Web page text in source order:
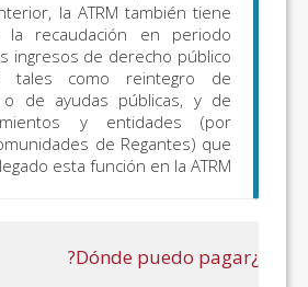
Junto con lo anterior, la
encomendada la
ejecutivo de los ingresos de
de la CARM, tales
subvenciones o de
otros ayuntamientos y
ejemplo, las Comunidades
solo han delegado esta